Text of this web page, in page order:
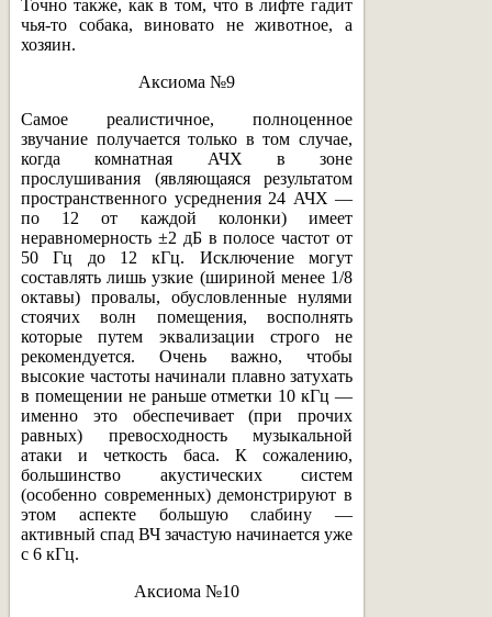
Точно также, как в том, что в лифте гадит
чья-то собака, виновато не животное, а
хозяин.
Аксиома №9
Самое реалистичное, полноценное
звучание получается только в том случае,
когда комнатная АЧХ в зоне
прослушивания (являющаяся результатом
пространственного усреднения 24 АЧХ —
по 12 от каждой колонки) имеет
неравномерность ±2 дБ в полосе частот от
50 Гц до 12 кГц. Исключение могут
составлять лишь узкие (шириной менее 1/8
октавы) провалы, обусловленные нулями
стоячих волн помещения, восполнять
которые путем эквализации строго не
рекомендуется. Очень важно, чтобы
высокие частоты начинали плавно затухать
в помещении не раньше отметки 10 кГц —
именно это обеспечивает (при прочих
равных) превосходность музыкальной
атаки и четкость баса. К сожалению,
большинство акустических систем
(особенно современных) демонстрируют в
этом аспекте большую слабину —
активный спад ВЧ зачастую начинается уже
с 6 кГц.
Аксиома №10